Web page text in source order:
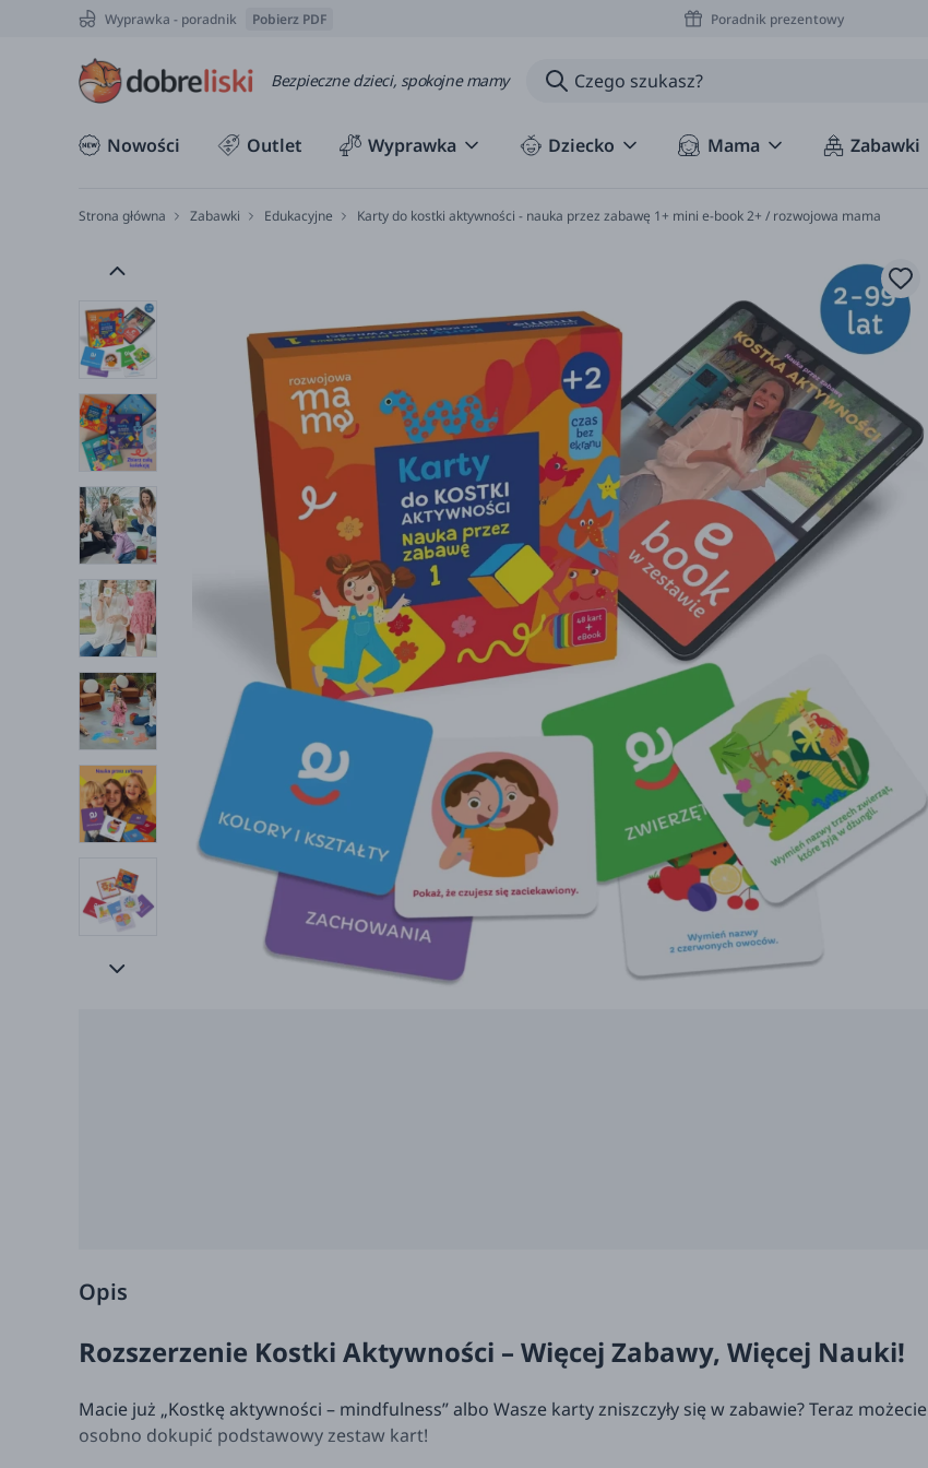
Wyprawka - poradnik Pobierz PDF Poradnik prezentowy
Bezpieczne dzieci, spokojne mamy
Nowości Outlet Wyprawka Dziecko Mama Zabawki
Strona główna Zabawki Edukacyjne Karty do kostki aktywności - nauka przez zabawę 1+ mini e-book 2+ / rozwojowa mama
Opis
Rozszerzenie Kostki Aktywności – Więcej Zabawy, Więcej Nauki!
Macie już „Kostkę aktywności – mindfulness” albo Wasze karty zniszczyły się w zabawie? Teraz możecie
osobno dokupić podstawowy zestaw kart!